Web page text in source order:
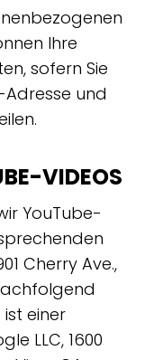
Ihre
sofern Sie
Adresse und
VIDEOS
YouTube-
Cherry Ave.,
ist einer
LLC, 1600